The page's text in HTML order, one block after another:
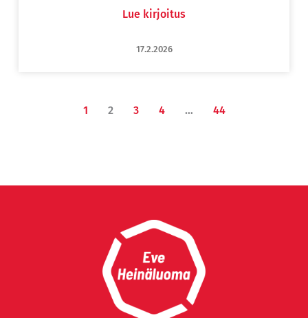
Lue kirjoitus
17.2.2026
1 2 3 4 … 44